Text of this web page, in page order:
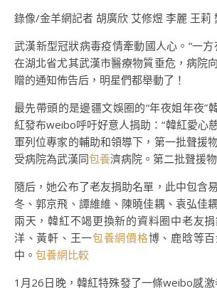
錄像/金羊網記者 胡廣欣 艾修煜 李麗 王莉
武漢新型冠狀病毒疫情牽動國人心。“一方
在湖北省尤其武漢市醫療物質垂危，病院
贈的通知佈告后，明星們都舉動了！
最先帶頭的是邊疆文娛圈的“年夜姐年夜”
紅發布weibo呼吁好意人捐助：“韓紅愛心
軍列位專家的輔助和領導下，第一批聲援
受病院為武漢同包養濟病院。第二批聲援
隨后，她公布了老友捐助名單，此中包含
冬、郭京飛、譚維維、陳曉佳耦、袁弘佳
兩天，韓紅不竭更換新的資料圈中老友
洋、黃軒、王一包養網價格博、鹿晗等
中。 包養網比較
1月26日晚，韓紅特殊發了一條weibo感激